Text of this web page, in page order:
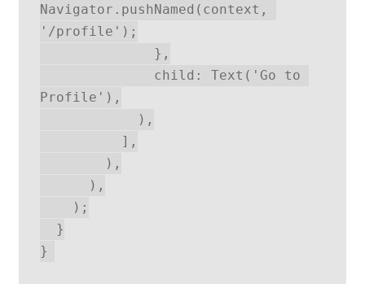
Navigator.pushNamed(context,
'/profile');
              },
Profile'),
            ),
          ],
        ),
      ),
    );
  }
}